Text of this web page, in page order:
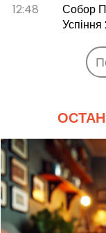
12:48
Собор